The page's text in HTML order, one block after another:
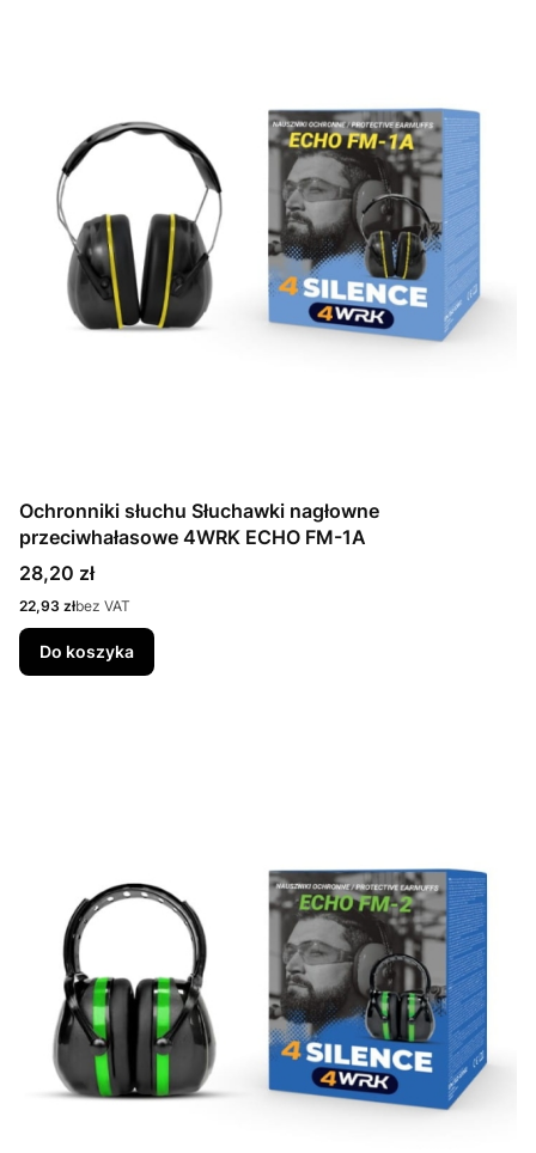
Ochronniki słuchu Słuchawki nagłowne
przeciwhałasowe 4WRK ECHO FM-1A
Cena
28,20 zł
Cena
22,93 złbez VAT
Do koszyka